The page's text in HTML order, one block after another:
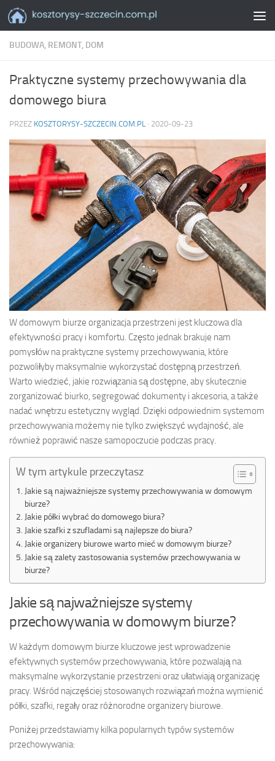
Skip to content
BUDOWA, REMONT, DOM
Praktyczne systemy przechowywania dla
domowego biura
PRZEZ KOSZTORYSY-SZCZECIN.COM.PL · 2020-09-23
W domowym biurze organizacja przestrzeni jest kluczowa dla
efektywności pracy i komfortu. Często jednak brakuje nam
pomysłów na praktyczne systemy przechowywania, które
pozwoliłyby maksymalnie wykorzystać dostępną przestrzeń.
Warto wiedzieć, jakie rozwiązania są dostępne, aby skutecznie
zorganizować biurko, segregować dokumenty i akcesoria, a także
nadać wnętrzu estetyczny wygląd. Dzięki odpowiednim systemom
przechowywania możemy nie tylko zwiększyć wydajność, ale
również poprawić nasze samopoczucie podczas pracy.
W tym artykule przeczytasz
Jakie są najważniejsze systemy przechowywania w domowym
biurze?
Jakie półki wybrać do domowego biura?
Jakie szafki z szufladami są najlepsze do biura?
Jakie organizery biurowe warto mieć w domowym biurze?
Jakie są zalety zastosowania systemów przechowywania w
biurze?
Jakie są najważniejsze systemy
przechowywania w domowym biurze?
W każdym domowym biurze kluczowe jest wprowadzenie
efektywnych systemów przechowywania, które pozwalają na
maksymalne wykorzystanie przestrzeni oraz ułatwiają organizację
pracy. Wśród najczęściej stosowanych rozwiązań można wymienić
półki, szafki, regały oraz różnorodne organizery biurowe.
Poniżej przedstawiamy kilka popularnych typów systemów
przechowywania: